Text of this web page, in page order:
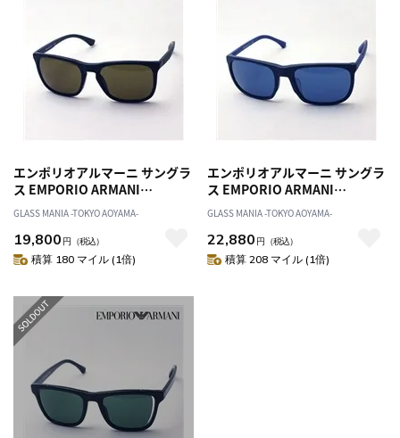
エンポリオアルマーニ サングラ
ス EMPORIO ARMANI
EA4132F 504273
GLASS MANIA -TOKYO AOYAMA-
19,800 円 （税込）
積算 180 マイル (1倍)
エンポリオアルマーニ サングラ
ス EMPORIO ARMANI
EA4133F 575480
GLASS MANIA -TOKYO AOYAMA-
22,880 円 （税込）
積算 208 マイル (1倍)